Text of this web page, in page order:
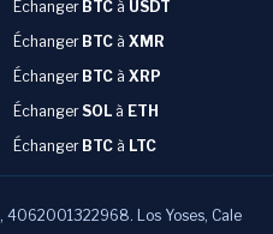
Échanger BTC à USDT
Échanger BTC à XMR
Échanger BTC à XRP
ÉchangerSOL à ETH
Échanger BTC à LTC
4062001322968. Los Yoses, Cale